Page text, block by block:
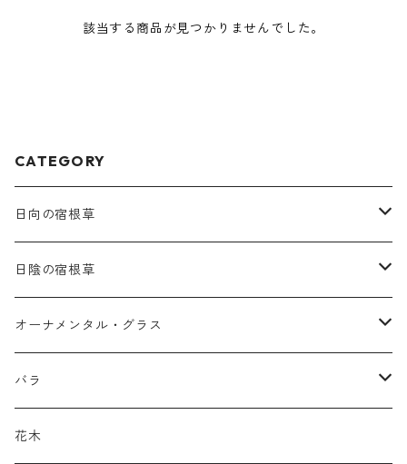
該当する商品が見つかりませんでした。
CATEGORY
日向の宿根草
ア行
アガパンツス
アキレア
カ行
カラミンタ
カルタ
サ行
サルウィア
タ行
日陰の宿根草
ア行
アクタエア
アコニツム
カ行
ギボウシ
タ行
オーナメンタル・グラス
ア行
エリムス
カ行
バラ
原種類
花木